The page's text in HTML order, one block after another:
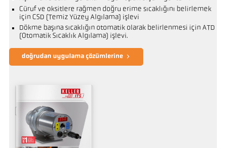
Cüruf ve oksitlere rağmen doğru erime sıcaklığını belirlemek
için CSD (Temiz Yüzey Algılama) işlevi
Dökme başına sıcaklığın otomatik olarak belirlenmesi için ATD
(Otomatik Sıcaklık Algılama) işlevi.
doğrudan uygulama çözümlerine